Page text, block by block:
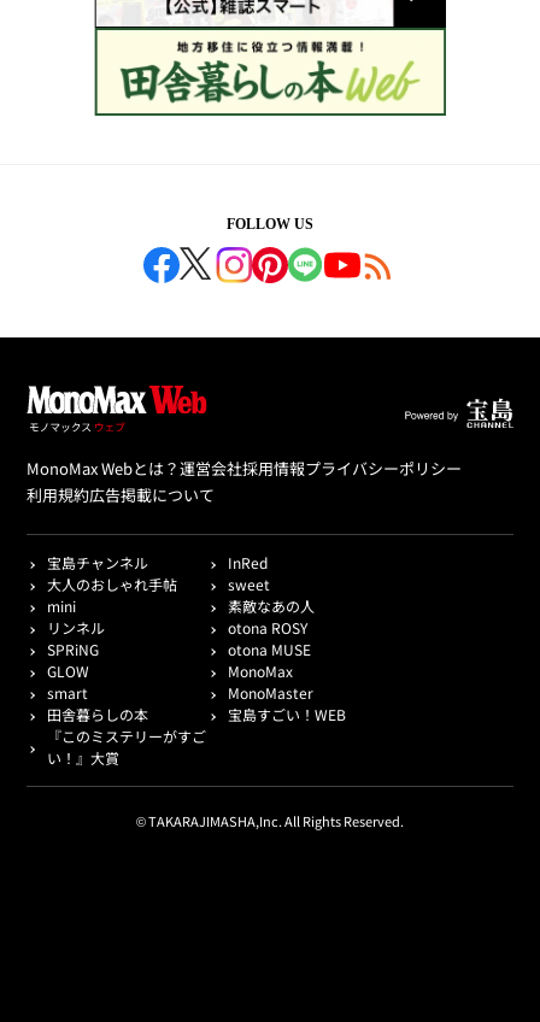
FOLLOW US
MonoMax Webとは？運営会社採用情報プライバシーポリシー
利用規約広告掲載について
宝島チャンネル
InRed
大人のおしゃれ手帖
sweet
mini
素敵なあの人
リンネル
otona ROSY
SPRiNG
otona MUSE
GLOW
MonoMax
smart
MonoMaster
田舎暮らしの本
宝島すごい！WEB
『このミステリーがすご
い！』大賞
© TAKARAJIMASHA,Inc. All Rights Reserved.